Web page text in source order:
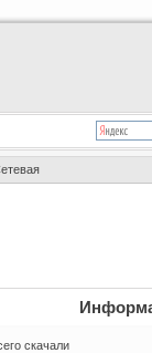
скачали